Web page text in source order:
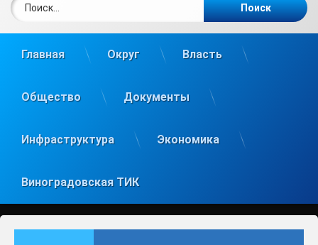
Главная Округ Власть
Общество Документы
Инфраструктура Экономика
Виноградовская ТИК